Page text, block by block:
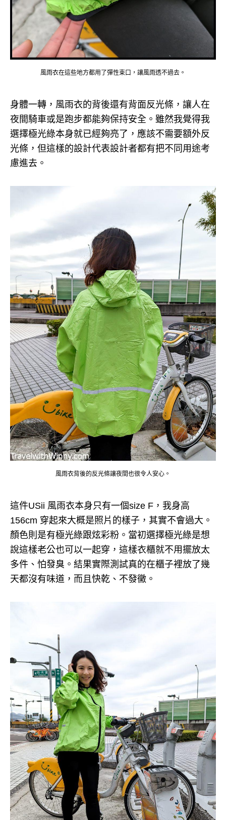
風雨衣在這些地方都用了彈性束口，讓風雨透不過去。
身體一轉，風雨衣的背後還有背面反光條，讓人在
夜間騎車或是跑步都能夠保持安全。 雖然我覺得我
選擇極光綠本身就已經夠亮了，應該不需要額外反
光條，但這樣的設計代表設計者都有把不同用途考
慮進去。
風雨衣背後的反光條讓夜間也很令人安心。
這件USii 風雨衣本身只有一個size F，我身高
156cm 穿起來大概是照片的樣子，其實不會過大。
顏色則是有極光綠跟炫彩粉。 當初選擇極光綠是想
說這樣老公也可以一起穿，這樣衣櫃就不用擺放太
多件、怕發臭。 結果實際測試真的在櫃子裡放了幾
天都沒有味道，而且快乾、不發黴。